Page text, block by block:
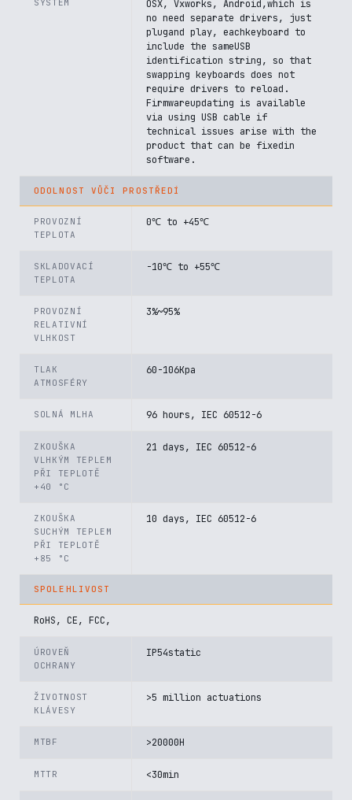
SYSTÉM
OSX, Vxworks, Android,which is
no need separate drivers, just
plugand play, eachkeyboard to
include the sameUSB
identification string, so that
swapping keyboards does not
require drivers to reload.
Firmwareupdating is available
via using USB cable if
technical issues arise with the
product that can be fixedin
software.
ODOLNOST VŮČI PROSTŘEDÍ
PROVOZNÍ
TEPLOTA
0℃ to +45℃
SKLADOVACÍ
TEPLOTA
-10℃ to +55℃
PROVOZNÍ
RELATIVNÍ
VLHKOST
3%~95%
TLAK
ATMOSFÉRY
60-106Kpa
SOLNÁ MLHA 96 hours, IEC 60512-6
ZKOUŠKA
VLHKÝM TEPLEM
PŘI TEPLOTĚ
+40 °C
21 days, IEC 60512-6
ZKOUŠKA
SUCHÝM TEPLEM
PŘI TEPLOTĚ
+85 °C
10 days, IEC 60512-6
SPOLEHLIVOST
RoHS, CE, FCC,
ÚROVEŇ
OCHRANY
IP54static
ŽIVOTNOST
KLÁVESY
>5 million actuations
MTBF >20000H
MTTR <30min